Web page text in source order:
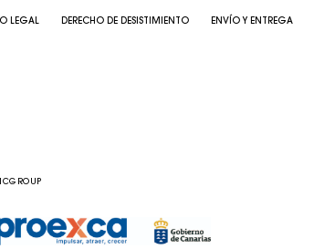
LEGAL DERECHO DE DESISTIMIENTO ENVÍO Y ENTREGA